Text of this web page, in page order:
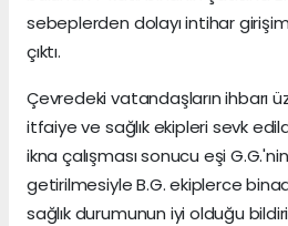
sebeplerden dolayı intihar
çıktı.
Çevredeki vatandaşların ihbarı
itfaiye ve sağlık ekipleri sevk
ikna çalışması sonucu eşi
getirilmesiyle B.G. ekiplerce
sağlık durumunun iyi olduğu